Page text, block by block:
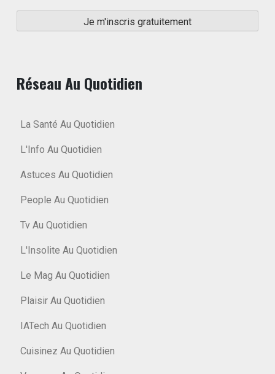
Réseau Au Quotidien
La Santé Au Quotidien
L'Info Au Quotidien
Astuces Au Quotidien
People Au Quotidien
Tv Au Quotidien
L'Insolite Au Quotidien
Le Mag Au Quotidien
Plaisir Au Quotidien
IATech Au Quotidien
Cuisinez Au Quotidien